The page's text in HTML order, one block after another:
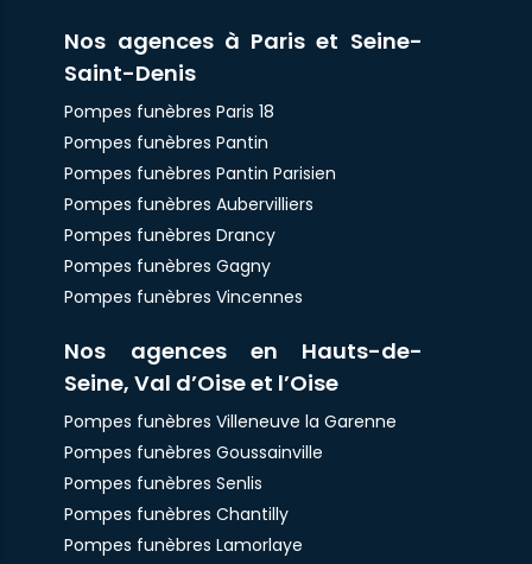
Nos agences à Paris et Seine-
Saint-Denis
Pompes funèbres Paris 18
Pompes funèbres Pantin
Pompes funèbres Pantin Parisien
Pompes funèbres Aubervilliers
Pompes funèbres Drancy
Pompes funèbres Gagny
Pompes funèbres Vincennes
Nos agences en Hauts-de-
Seine, Val d’Oise et l’Oise
Pompes funèbres Villeneuve la Garenne
Pompes funèbres Goussainville
Pompes funèbres Senlis
Pompes funèbres Chantilly
Pompes funèbres Lamorlaye